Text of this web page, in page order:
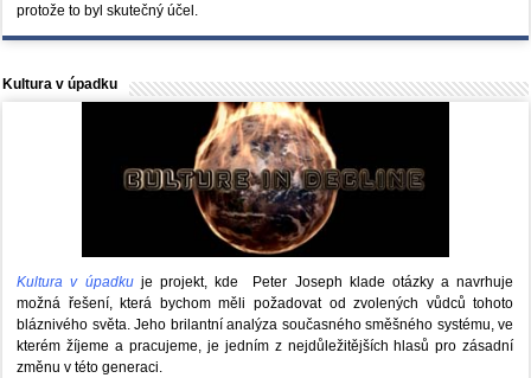
protože to byl skutečný účel.
Kultura v úpadku
Kultura v úpadkuje projekt, kde Peter Joseph klade otázky a navrhuje
možná řešení, která bychom měli požadovat od zvolených vůdců tohoto
bláznivého světa. Jeho brilantní analýza současného směšného systému, ve
kterém žíjeme a pracujeme, je jedním z nejdůležitějších hlasů pro zásadní
změnu v této generaci.